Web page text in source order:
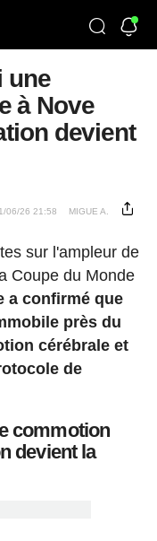
une
à Nove
devient
06/26 21:58 MIGUE A.
sur l'ampleur de
Coupe du Monde
a confirmé que
près du
cérébrale et
de
commotion
devient la